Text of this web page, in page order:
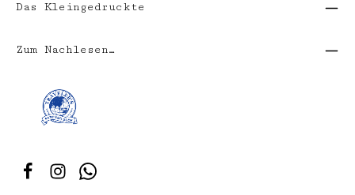
Das Kleingedruckte
Zum Nachlesen…